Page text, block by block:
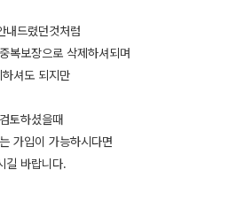
내드렸던것처럼
복보장으로 삭제하셔되며
셔도 되지만
토하셨을때
가입이 가능하시다면